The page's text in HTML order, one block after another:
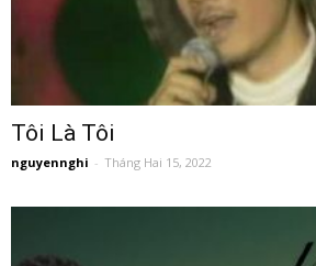
Tôi Là Tôi
nguyennghi - Tháng Hai 15, 2022